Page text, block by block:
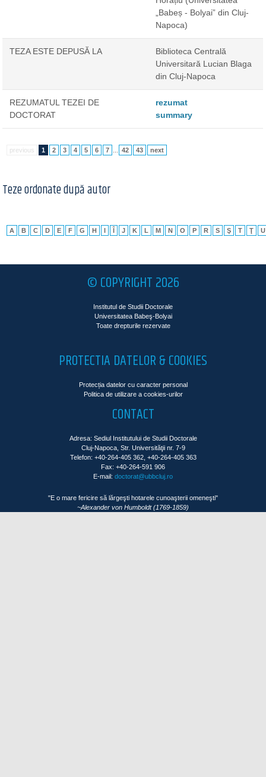
„Babeș - Bolyai” din Cluj-
Napoca)
TEZA ESTE DEPUSĂ LA
Biblioteca Centrală
Universitară Lucian Blaga
din Cluj-Napoca
REZUMATUL TEZEI DE
DOCTORAT
rezumat
summary
previous 1 2 3 4 5 6 7 42 43 next
Teze ordonate după autor
A B C D E F G H I Î J K L M N O P R S Ş T Ţ U
© COPYRIGHT 2026
Institutul de Studii Doctorale
Universitatea Babeş-Bolyai
Toate drepturile rezervate
PROTECTIA DATELOR & COOKIES
Protecția datelor cu caracter personal
Politica de utilizare a cookies-urilor
CONTACT
Adresa: Sediul Institutului de Studii Doctorale
Cluj-Napoca, Str. Universităţii nr. 7-9
Telefon: +40-264-405 362, +40-264-405 363
Fax: +40-264-591 906
E-mail: doctorat@ubbcluj.ro
"E o mare fericire să lărgeşti hotarele cunoaşterii omeneşti"
~Alexander von Humboldt (1769-1859)